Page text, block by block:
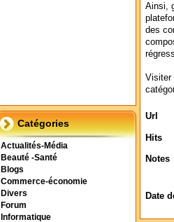
Catégories
Actualités-Média
Beauté -Santé
Blogs
Commerce-économie
Divers
Forum
Informatique
Ainsi,
des
Visiter
Url
Hits
Notes
Date